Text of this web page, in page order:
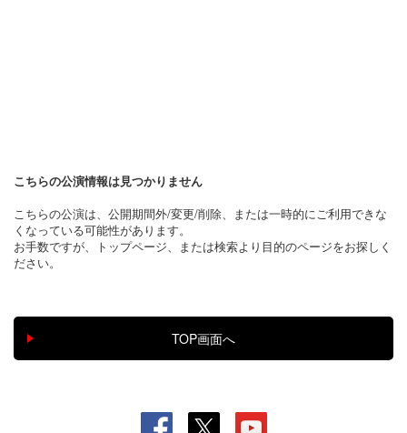
こちらの公演情報は見つかりません
こちらの公演は、公開期間外/変更/削除、または一時的にご利用できな
くなっている可能性があります。
お手数ですが、トップページ、または検索より目的のページをお探しく
ださい。